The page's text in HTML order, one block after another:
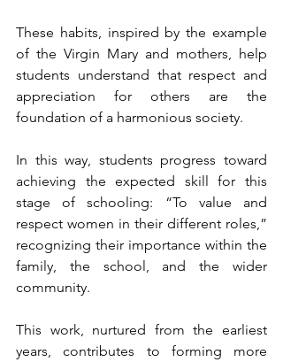
These habits, inspired by the example
of the Virgin Mary and mothers, help
students understand that respect and
appreciation for others are the
foundation of a harmonious society.
In this way, students progress toward
achieving the expected skill for this
stage of schooling: “To value and
respect women in their different roles,”
recognizing their importance within the
family, the school, and the wider
community.
This work, nurtured from the earliest
years, contributes to forming more